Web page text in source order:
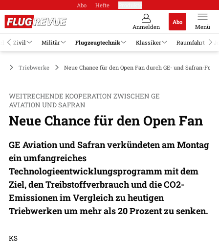
Abo Hefte
Anmelden
Abo
Menü
Zivil Militär Flugzeugtechnik Klassiker Raumfahrt
Triebwerke Neue Chance für den Open Fan durch GE- und Safran-
WEITRECHENDE KOOPERATION ZWISCHEN GE
AVIATION UND SAFRAN
Neue Chance für den Open Fan
GE Aviation und Safran verkündeten am Montag
ein umfangreiches
Technologieentwicklungsprogramm mit dem
Ziel, den Treibstoffverbrauch und die CO2-
Emissionen im Vergleich zu heutigen
Triebwerken um mehr als 20 Prozent zu senken.
KS